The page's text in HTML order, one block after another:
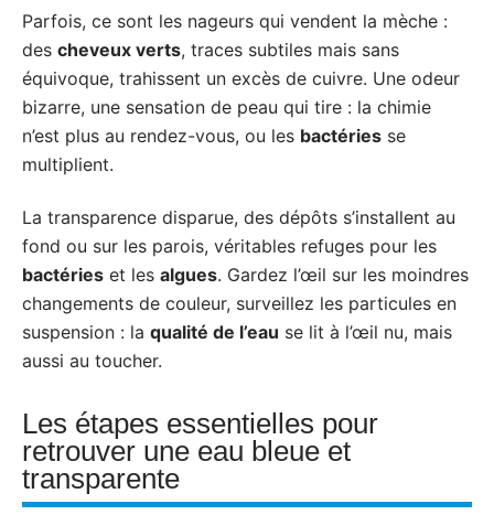
Parfois, ce sont les nageurs qui vendent la mèche :
des cheveux verts, traces subtiles mais sans
équivoque, trahissent un excès de cuivre. Une odeur
bizarre, une sensation de peau qui tire : la chimie
n’est plus au rendez-vous, ou les bactéries se
multiplient.
La transparence disparue, des dépôts s’installent au
fond ou sur les parois, véritables refuges pour les
bactéries et les algues. Gardez l’œil sur les moindres
changements de couleur, surveillez les particules en
suspension : la qualité de l’eau se lit à l’œil nu, mais
aussi au toucher.
Les étapes essentielles pour
retrouver une eau bleue et
transparente